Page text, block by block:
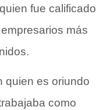
fue calificado
más
quien es oriundo
como